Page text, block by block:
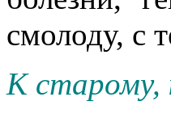
смолоду, с
К старому,